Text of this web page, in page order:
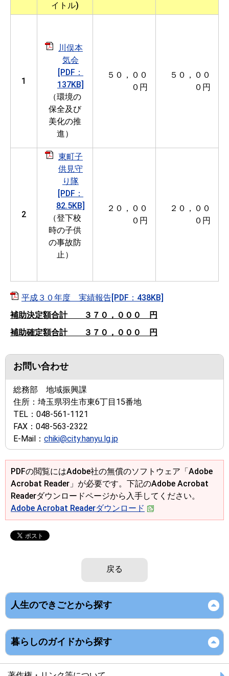
イトル)
1
川俣本
気会
[PDF：
137KB]
（環境の
保全及び
美化の推
進）
５０，００
０円
５０，００
０円
2
東町子
供見守
り隊
[PDF：
82.5KB]
（登下校
時の子供
の事故防
止）
２０，００
０円
２０，００
０円
平成３０年度 実績報告[PDF：438KB]
補助決定額合計 ３７０，０００ 円
補助確定額合計 ３７０，０００ 円
お問い合わせ
総務部 地域振興課
住所： 埼玉県羽生市東6丁目15番地
TEL： 048-561-1121
FAX： 048-563-2322
E-Mail： chiki@city.hanyu.lg.jp
PDFの閲覧にはAdobe社の無償のソフトウェア「Adobe
Acrobat Reader」が必要です。下記のAdobe Acrobat
Readerダウンロードページから入手してください。
Adobe Acrobat Readerダウンロード
戻る
人生のできごとから探す
暮らしのガイドから探す